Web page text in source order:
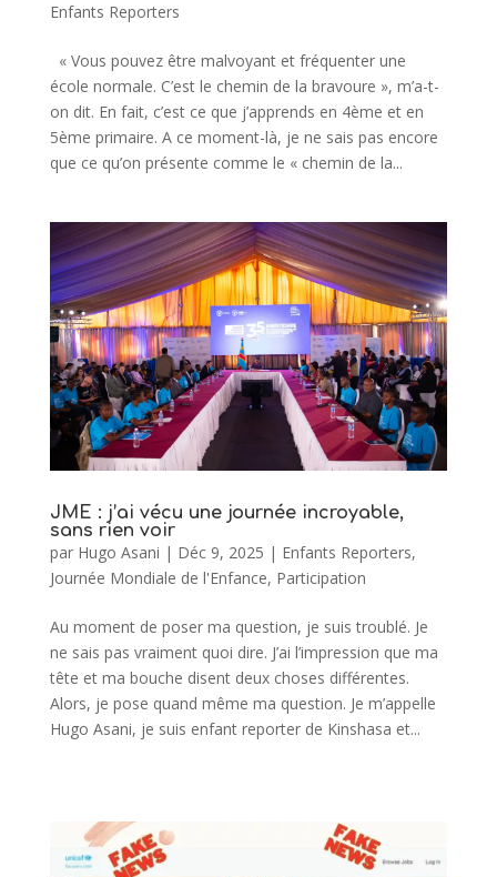
Enfants Reporters
« Vous pouvez être malvoyant et fréquenter une
école normale. C’est le chemin de la bravoure », m’a-t-
on dit. En fait, c’est ce que j’apprends en 4ème et en
5ème primaire. A ce moment-là, je ne sais pas encore
que ce qu’on présente comme le « chemin de la...
JME : j’ai vécu une journée incroyable,
sans rien voir
par Hugo Asani | Déc 9, 2025 | Enfants Reporters,
Journée Mondiale de l'Enfance, Participation
Au moment de poser ma question, je suis troublé. Je
ne sais pas vraiment quoi dire. J’ai l’impression que ma
tête et ma bouche disent deux choses différentes.
Alors, je pose quand même ma question. Je m’appelle
Hugo Asani, je suis enfant reporter de Kinshasa et...